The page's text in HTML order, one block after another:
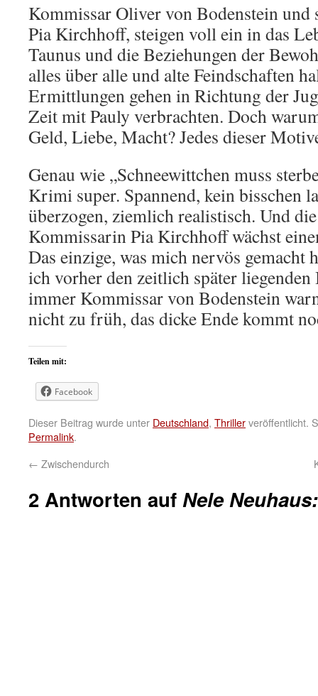
Kommissar Oliver von Bodenstein und
Pia Kirchhoff, steigen voll ein in das
Taunus und die Beziehungen der
alles über alle und alte Feindschaften
Ermittlungen gehen in Richtung der
Zeit mit Pauly verbrachten. Doch
Geld, Liebe, Macht? Jedes dieser
Genau wie „Schneewittchen muss
Krimi super. Spannend, kein bisschen
überzogen, ziemlich realistisch. Und
Kommissarin Pia Kirchhoff wächst
Das einzige, was mich nervös gemacht
ich vorher den zeitlich später liegenden
immer Kommissar von Bodenstein
nicht zu früh, das dicke Ende kommt
Teilen mit:
Facebook
Dieser Beitrag wurde unter Deutschland, Thrillerveröffentlicht.
Permalink.
← Zwischendurch
2 Antworten auf Nele